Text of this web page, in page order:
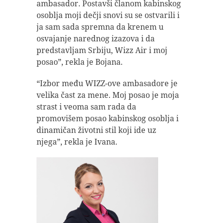
ambasador. Postavši članom kabinskog
osoblja moji dečji snovi su se ostvarili i
ja sam sada spremna da krenem u
osvajanje narednog izazova i da
predstavljam Srbiju, Wizz Air i moj
posao”, rekla je Bojana.
“Izbor među WIZZ-ove ambasadore je
velika čast za mene. Moj posao je moja
strast i veoma sam rada da
promovišem posao kabinskog osoblja i
dinamičan životni stil koji ide uz
njega”, rekla je Ivana.